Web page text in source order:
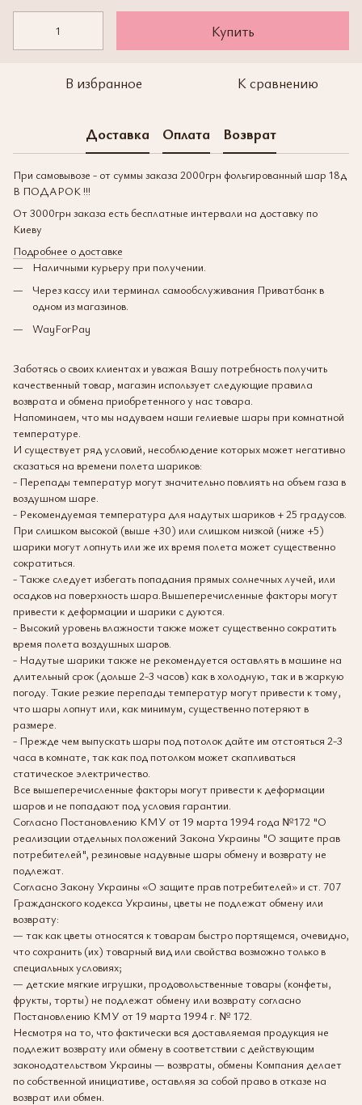
Купить
В избранное К сравнению
Доставка Оплата Возврат
При самовывозе - от суммы заказа 2000грн фольгированный шар 18д
В ПОДАРОК !!!
От 3000грн заказа есть бесплатные интервали на доставку по
Киеву
Подробнее о доставке
Наличными курьеру при получении.
Через кассу или терминал самообслуживания Приватбанк в
одном из магазинов.
WayForPay
Заботясь о своих клиентах и уважая Вашу потребность получить
качественный товар, магазин использует следующие правила
возврата и обмена приобретенного у нас товара.
Напоминаем, что мы надуваем наши гелиевые шары при комнатной
температуре.
И существует ряд условий, несоблюдение которых может негативно
сказаться на времени полета шариков:
- Перепады температур могут значительно повлиять на объем газа в
воздушном шаре.
- Рекомендуемая температура для надутых шариков + 25 градусов.
При слишком высокой (выше +30) или слишком низкой (ниже +5)
шарики могут лопнуть или же их время полета может существенно
сократиться.
- Также следует избегать попадания прямых солнечных лучей, или
осадков на поверхность шара.Вышеперечисленные факторы могут
привести к деформации и шарики с дуются.
- Высокий уровень влажности также может существенно сократить
время полета воздушных шаров.
- Надутые шарики также не рекомендуется оставлять в машине на
длительный срок (дольше 2-3 часов) как в холодную, так и в жаркую
погоду. Такие резкие перепады температур могут привести к тому,
что шары лопнут или, как минимум, существенно потеряют в
размере.
- Прежде чем выпускать шары под потолок дайте им отстояться 2-3
часа в комнате, так как под потолком может скапливаться
статическое электричество.
Все вышеперечисленные факторы могут привести к деформации
шаров и не попадают под условия гарантии.
Согласно Постановлению КМУ от 19 марта 1994 года №172 "О
реализации отдельных положений Закона Украины "О защите прав
потребителей", резиновые надувные шары обмену и возврату не
подлежат.
Согласно Закону Украины «О защите прав потребителей» и ст. 707
Гражданского кодекса Украины, цветы не подлежат обмену или
возврату:
— так как цветы относятся к товарам быстро портящемся, очевидно,
что сохранить (их) товарный вид или свойства возможно только в
специальных условиях;
— детские мягкие игрушки, продовольственные товары (конфеты,
фрукты, торты) не подлежат обмену или возврату согласно
Постановлению КМУ от 19 марта 1994 г. № 172.
Несмотря на то, что фактически вся доставляемая продукция не
подлежит возврату или обмену в соответствии с действующим
законодательством Украины — возвраты, обмены Компания делает
по собственной инициативе, оставляя за собой право в отказе на
возврат или обмен.